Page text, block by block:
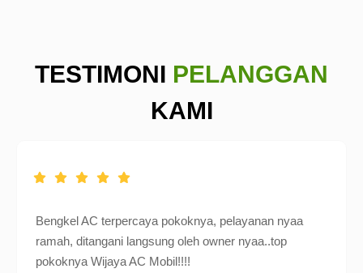
TESTIMONI PELANGGAN
KAMI
Bengkel AC terpercaya pokoknya, pelayanan nyaa
ramah, ditangani langsung oleh owner nyaa..top
pokoknya Wijaya AC Mobil!!!!